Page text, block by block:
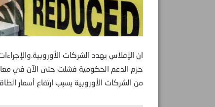
ان الإفلاس يهدد الشركات
حزم الدعم الحكومية فشلت حتى الآن في
من الشركات الأوروبية بسبب ارتفاع أسعار